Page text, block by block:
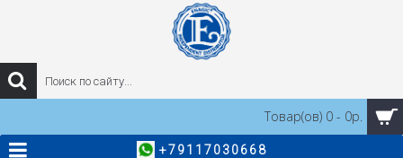
Товар(ов) 0 - 0р.
+79117030668